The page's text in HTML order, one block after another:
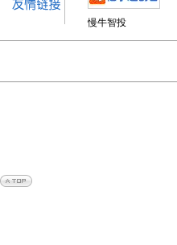
慢牛智投